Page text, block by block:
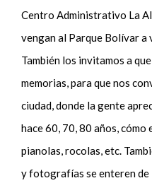
Centro Administrativo La
vengan al Parque Bolívar
También los invitamos a
memorias, para que nos
ciudad, donde la gente
hace 60, 70, 80 años,
pianolas, rocolas, etc.
y fotografías se enteren de